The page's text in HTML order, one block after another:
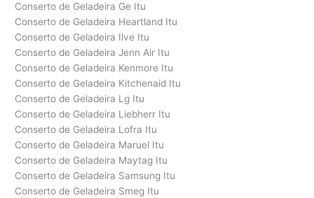
Conserto de Geladeira Ge Itu
Conserto de Geladeira Heartland Itu
Conserto de Geladeira Ilve Itu
Conserto de Geladeira Jenn Air Itu
Conserto de Geladeira Kenmore Itu
Conserto de Geladeira Kitchenaid Itu
Conserto de Geladeira Lg Itu
Conserto de Geladeira Liebherr Itu
Conserto de Geladeira Lofra Itu
Conserto de Geladeira Maruel Itu
Conserto de Geladeira Maytag Itu
Conserto de Geladeira Samsung Itu
Conserto de Geladeira Smeg Itu